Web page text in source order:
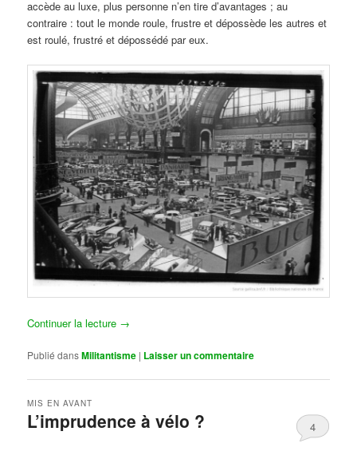
accède au luxe, plus personne n’en tire d’avantages ; au
contraire : tout le monde roule, frustre et dépossède les autres et
est roulé, frustré et dépossédé par eux.
Continuer la lecture →
Publié dansMilitantisme | Laisser un commentaire
L’imprudence à vélo ?
MIS EN AVANT
4